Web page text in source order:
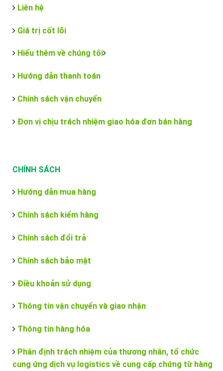
Liên hệ
Giá trị cốt lõi
Hiểu thêm về chúng tôi
Hướng dẫn thanh toán
Chính sách vận chuyển
Đơn vị chịu trách nhiệm giao hóa đơn bán hàng
CHÍNH SÁCH
Hướng dẫn mua hàng
Chính sách kiểm hàng
Chính sách đổi trả
Chính sách bảo mật
Điều khoản sử dụng
Thông tin vận chuyển và giao nhận
Thông tin hàng hóa
Phân định trách nhiệm của thương nhân, tổ chức
cung ứng dịch vụ logistics về cung cấp chứng từ hàng